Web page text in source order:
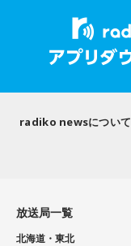
radiko newsについて
放送局一覧
北海道・東北